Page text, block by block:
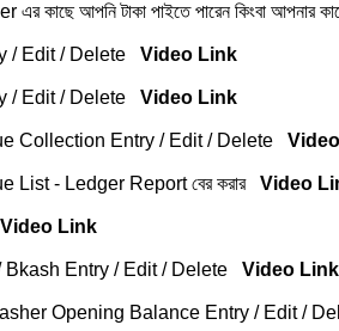
কাছে আপনি টাকা পাইতে পারেন কিংবা
/ Edit / Delete Video Link
/ Edit / Delete Video Link
Collection Entry / Edit / Delete
List - Ledger Report বের করার Video
Video Link
Bkash Entry / Edit / Delete Video Link
Opening Balance Entry / Edit /